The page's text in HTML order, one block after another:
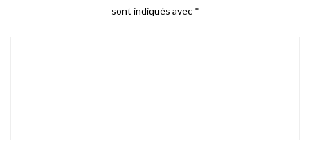
sont indiqués avec *